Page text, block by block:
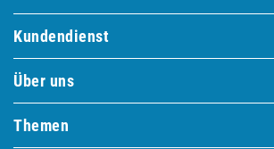
Kundendienst
Über uns
Themen